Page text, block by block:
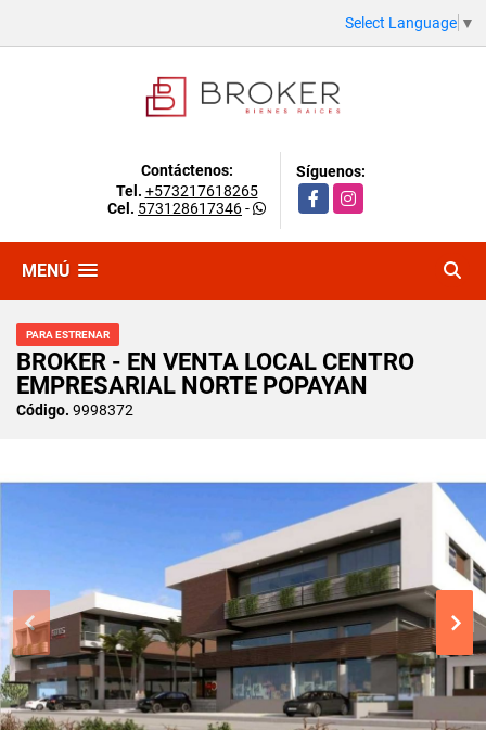
Select Language ▼
Contáctenos:
Tel. +573217618265
Cel. 573128617346-
Síguenos:
FacebookInstagram
MENÚ
PARA ESTRENAR
BROKER - EN VENTA LOCAL CENTRO
EMPRESARIAL NORTE POPAYAN
Código. 9998372